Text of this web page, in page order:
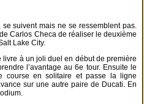
suivent mais ne se ressemblent pas.
Carlos Checa de réaliser le deuxième
Lake City.
à un joli duel en début de première
l’avantage au 6e tour. Ensuite le
course en solitaire et passe la ligne
sur une autre paire de Ducati. En